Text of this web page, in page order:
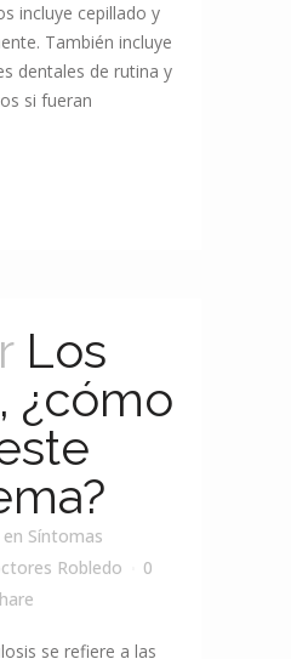
incluye cepillado y
También incluye
dentales de rutina y
si fueran
Los
¿cómo
en Síntomas
Robledo
0
se refiere a las